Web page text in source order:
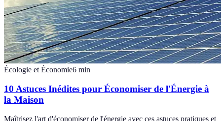
Écologie et Économie6 min
10 Astuces Inédites pour Économiser de l'Énergie à
la Maison
Maîtrisez l'art d'économiser de l'énergie avec ces astuces pratiques et